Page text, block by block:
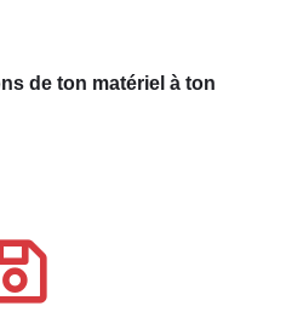
de ton matériel à ton